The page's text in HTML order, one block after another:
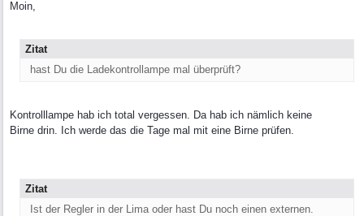
Moin,
Zitat
hast Du die Ladekontrollampe mal überprüft?
Kontrolllampe hab ich total vergessen. Da hab ich nämlich keine
Birne drin. Ich werde das die Tage mal mit eine Birne prüfen.
Zitat
Ist der Regler in der Lima oder hast Du noch einen externen.